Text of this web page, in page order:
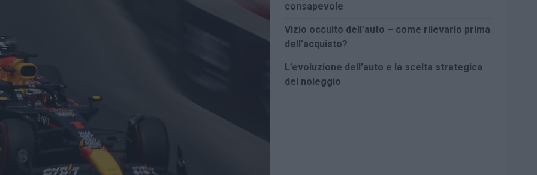
consapevole
Vizio occulto dell’auto – come rilevarlo prima
dell’acquisto?
L’evoluzione dell’auto e la scelta strategica
del noleggio